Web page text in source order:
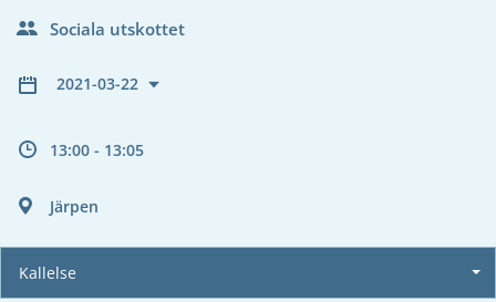
Sociala utskottet
2021-03-22
13:00 - 13:05
Järpen
Kallelse